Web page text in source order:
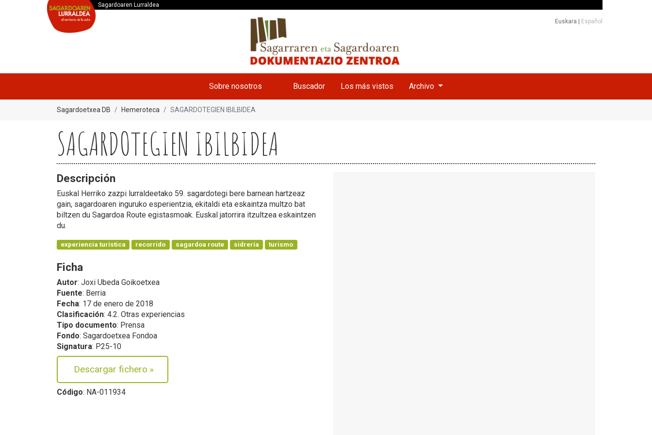
Sagardoaren Lurraldea
Euskara Español
Sobre nosotros Buscador Los más vistos Archivo
Sagardoetxea DB Hemeroteca SAGARDOTEGIEN IBILBIDEA
SAGARDOTEGIEN IBILBIDEA
Descripción
Euskal Herriko zazpi lurraldeetako 59. sagardotegi bere barnean hartzeaz
gain, sagardoaren inguruko esperientzia, ekitaldi eta eskaintza multzo bat
biltzen du Sagardoa Route egistasmoak. Euskal jatorrira itzultzea eskaintzen
du.
experiencia turística recorrido sagardoa route sidrería turismo
Ficha
Autor: Joxi Ubeda Goikoetxea
Fuente: Berria
Fecha: 17 de enero de 2018
Clasificación: 4.2. Otras experiencias
Tipo documento: Prensa
Fondo: Sagardoetxea Fondoa
Signatura: P25-10
Descargar fichero »
Código: NA-011934